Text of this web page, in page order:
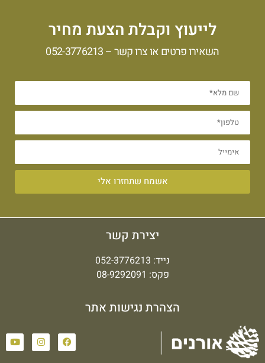
לייעוץ וקבלת הצעת מחיר
השאירו פרטים או צרו קשר –052-3776213
אשמח שתחזרו אלי
יצירת קשר
נייד: 052-3776213
פקס: 08-9292091
הצהרת נגישות אתר